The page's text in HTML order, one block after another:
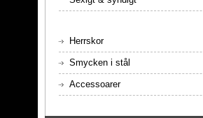
Herrskor
Smycken i stål
Accessoarer